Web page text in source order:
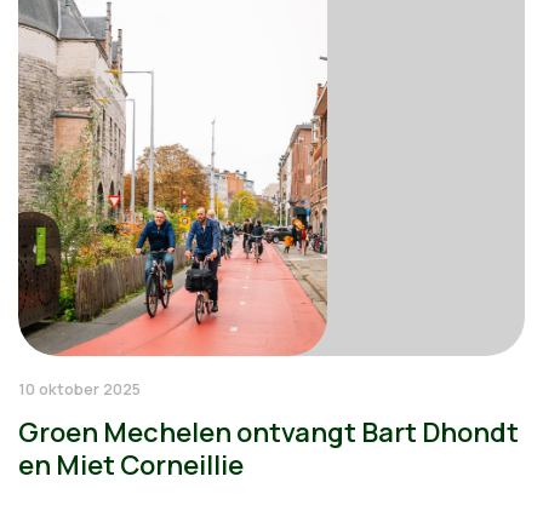
10 oktober 2025
Groen Mechelen ontvangt Bart Dhondt
en Miet Corneillie